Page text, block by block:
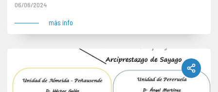
06/06/2024
más info